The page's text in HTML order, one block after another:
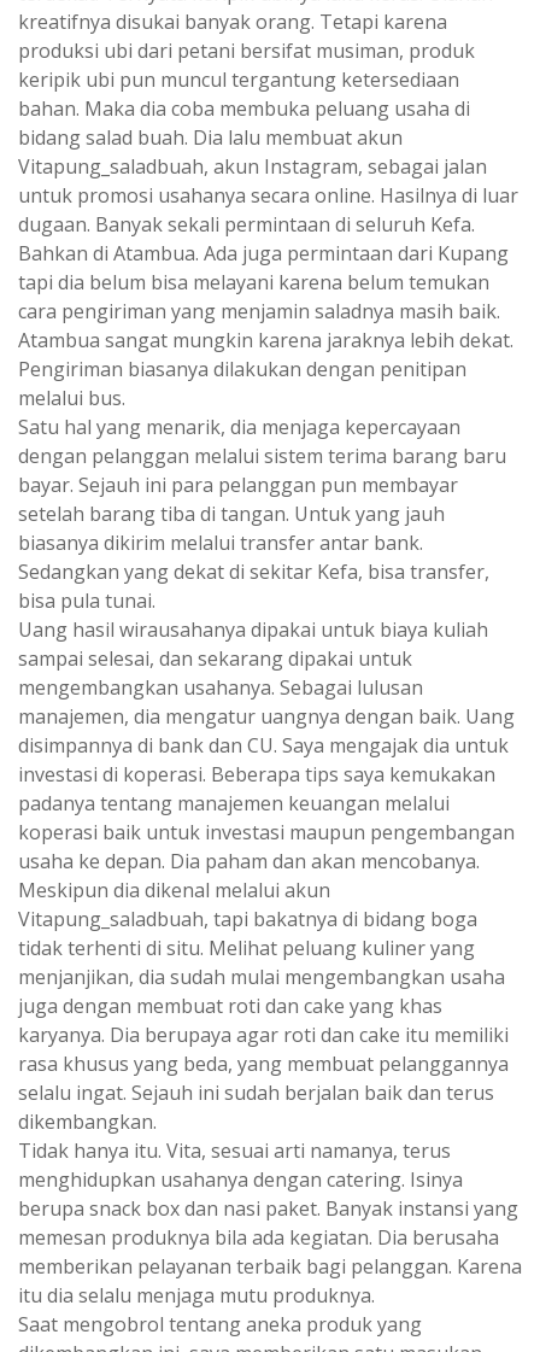
kreatifnya disukai banyak orang. Tetapi karena
produksi ubi dari petani bersifat musiman, produk
keripik ubi pun muncul tergantung ketersediaan
bahan. Maka dia coba membuka peluang usaha di
bidang salad buah. Dia lalu membuat akun
Vitapung_saladbuah, akun Instagram, sebagai jalan
untuk promosi usahanya secara online. Hasilnya di luar
dugaan. Banyak sekali permintaan di seluruh Kefa.
Bahkan di Atambua. Ada juga permintaan dari Kupang
tapi dia belum bisa melayani karena belum temukan
cara pengiriman yang menjamin saladnya masih baik.
Atambua sangat mungkin karena jaraknya lebih dekat.
Pengiriman biasanya dilakukan dengan penitipan
melalui bus.
Satu hal yang menarik, dia menjaga kepercayaan
dengan pelanggan melalui sistem terima barang baru
bayar. Sejauh ini para pelanggan pun membayar
setelah barang tiba di tangan. Untuk yang jauh
biasanya dikirim melalui transfer antar bank.
Sedangkan yang dekat di sekitar Kefa, bisa transfer,
bisa pula tunai.
Uang hasil wirausahanya dipakai untuk biaya kuliah
sampai selesai, dan sekarang dipakai untuk
mengembangkan usahanya. Sebagai lulusan
manajemen, dia mengatur uangnya dengan baik. Uang
disimpannya di bank dan CU. Saya mengajak dia untuk
investasi di koperasi. Beberapa tips saya kemukakan
padanya tentang manajemen keuangan melalui
koperasi baik untuk investasi maupun pengembangan
usaha ke depan. Dia paham dan akan mencobanya.
Meskipun dia dikenal melalui akun
Vitapung_saladbuah, tapi bakatnya di bidang boga
tidak terhenti di situ. Melihat peluang kuliner yang
menjanjikan, dia sudah mulai mengembangkan usaha
juga dengan membuat roti dan cake yang khas
karyanya. Dia berupaya agar roti dan cake itu memiliki
rasa khusus yang beda, yang membuat pelanggannya
selalu ingat. Sejauh ini sudah berjalan baik dan terus
dikembangkan.
Tidak hanya itu. Vita, sesuai arti namanya, terus
menghidupkan usahanya dengan catering. Isinya
berupa snack box dan nasi paket. Banyak instansi yang
memesan produknya bila ada kegiatan. Dia berusaha
memberikan pelayanan terbaik bagi pelanggan. Karena
itu dia selalu menjaga mutu produknya.
Saat mengobrol tentang aneka produk yang